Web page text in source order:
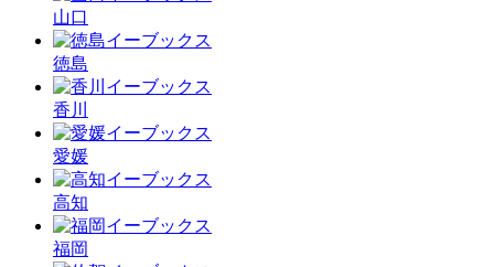
山口
徳島
香川
愛媛
高知
福岡